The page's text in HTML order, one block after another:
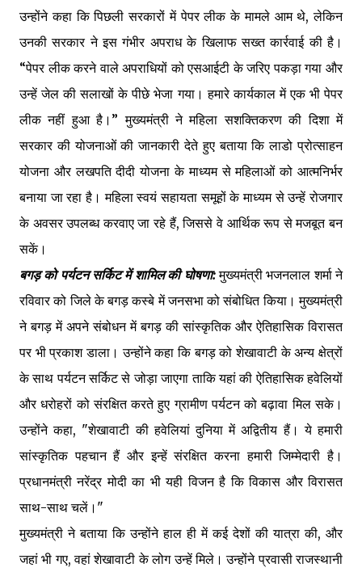
उन्होंने कहा कि पिछली सरकारों में पेपर लीक के मामले आम थे, लेकिन
उनकी सरकार ने इस गंभीर अपराध के खिलाफ सख्त कार्रवाई की है।
“पेपर लीक करने वाले अपराधियों को एसआईटी के जरिए पकड़ा गया और
उन्हें जेल की सलाखों के पीछे भेजा गया। हमारे कार्यकाल में एक भी पेपर
लीक नहीं हुआ है।” मुख्यमंत्री ने महिला सशक्तिकरण की दिशा में
सरकार की योजनाओं की जानकारी देते हुए बताया कि लाडो प्रोत्साहन
योजना और लखपति दीदी योजना के माध्यम से महिलाओं को आत्मनिर्भर
बनाया जा रहा है। महिला स्वयं सहायता समूहों के माध्यम से उन्हें रोजगार
के अवसर उपलब्ध करवाए जा रहे हैं, जिससे वे आर्थिक रूप से मजबूत बन
सकें।
बगड़ को पर्यटन सर्किट में शामिल की घोषणा:मुख्यमंत्री भजनलाल शर्मा ने
रविवार को जिले के बगड़ कस्बे में जनसभा को संबोधित किया। मुख्यमंत्री
ने बगड़ में अपने संबोधन में बगड़ की सांस्कृतिक और ऐतिहासिक विरासत
पर भी प्रकाश डाला। उन्होंने कहा कि बगड़ को शेखावाटी के अन्य क्षेत्रों
के साथ पर्यटन सर्किट से जोड़ा जाएगा ताकि यहां की ऐतिहासिक हवेलियों
और धरोहरों को संरक्षित करते हुए ग्रामीण पर्यटन को बढ़ावा मिल सके।
उन्होंने कहा, "शेखावाटी की हवेलियां दुनिया में अद्वितीय हैं। ये हमारी
सांस्कृतिक पहचान हैं और इन्हें संरक्षित करना हमारी जिम्मेदारी है।
प्रधानमंत्री नरेंद्र मोदी का भी यही विजन है कि विकास और विरासत
साथ-साथ चलें।"
मुख्यमंत्री ने बताया कि उन्होंने हाल ही में कई देशों की यात्रा की, और
जहां भी गए, वहां शेखावाटी के लोग उन्हें मिले। उन्होंने प्रवासी राजस्थानी